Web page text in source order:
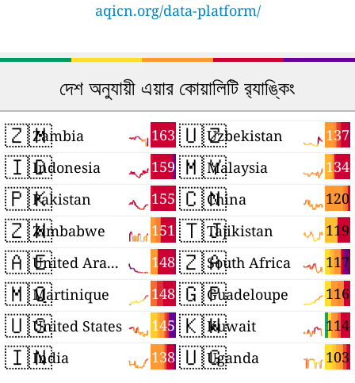
aqicn.org/data-platform/
দেশ অনুযায়ী এয়ার কোয়ালিটি র‍্যাঙ্কিং
🇿🇲 163
Zambia
🇮🇩 159
Indonesia
🇵🇰 155
Pakistan
🇿🇼 151
Zimbabwe
🇦🇪 148
United Arab Emirates
🇲🇶 148
Martinique
🇺🇸 145
United States
🇮🇳 138
India
🇺🇿 137
Uzbekistan
🇲🇾 134
Malaysia
🇨🇳 120
China
🇹🇯 119
Tajikistan
🇿🇦 117
South Africa
🇬🇵 116
Guadeloupe
🇰🇼 114
Kuwait
🇺🇬 103
Uganda